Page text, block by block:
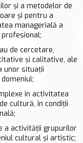
şi a metodelor de
şi pentru a
managerială a
de cercetare,
şi calitative, ale
unor situaţii
în activitatea
cultură, în condiţii
a activităţii grupurilor
cultural şi artistic;